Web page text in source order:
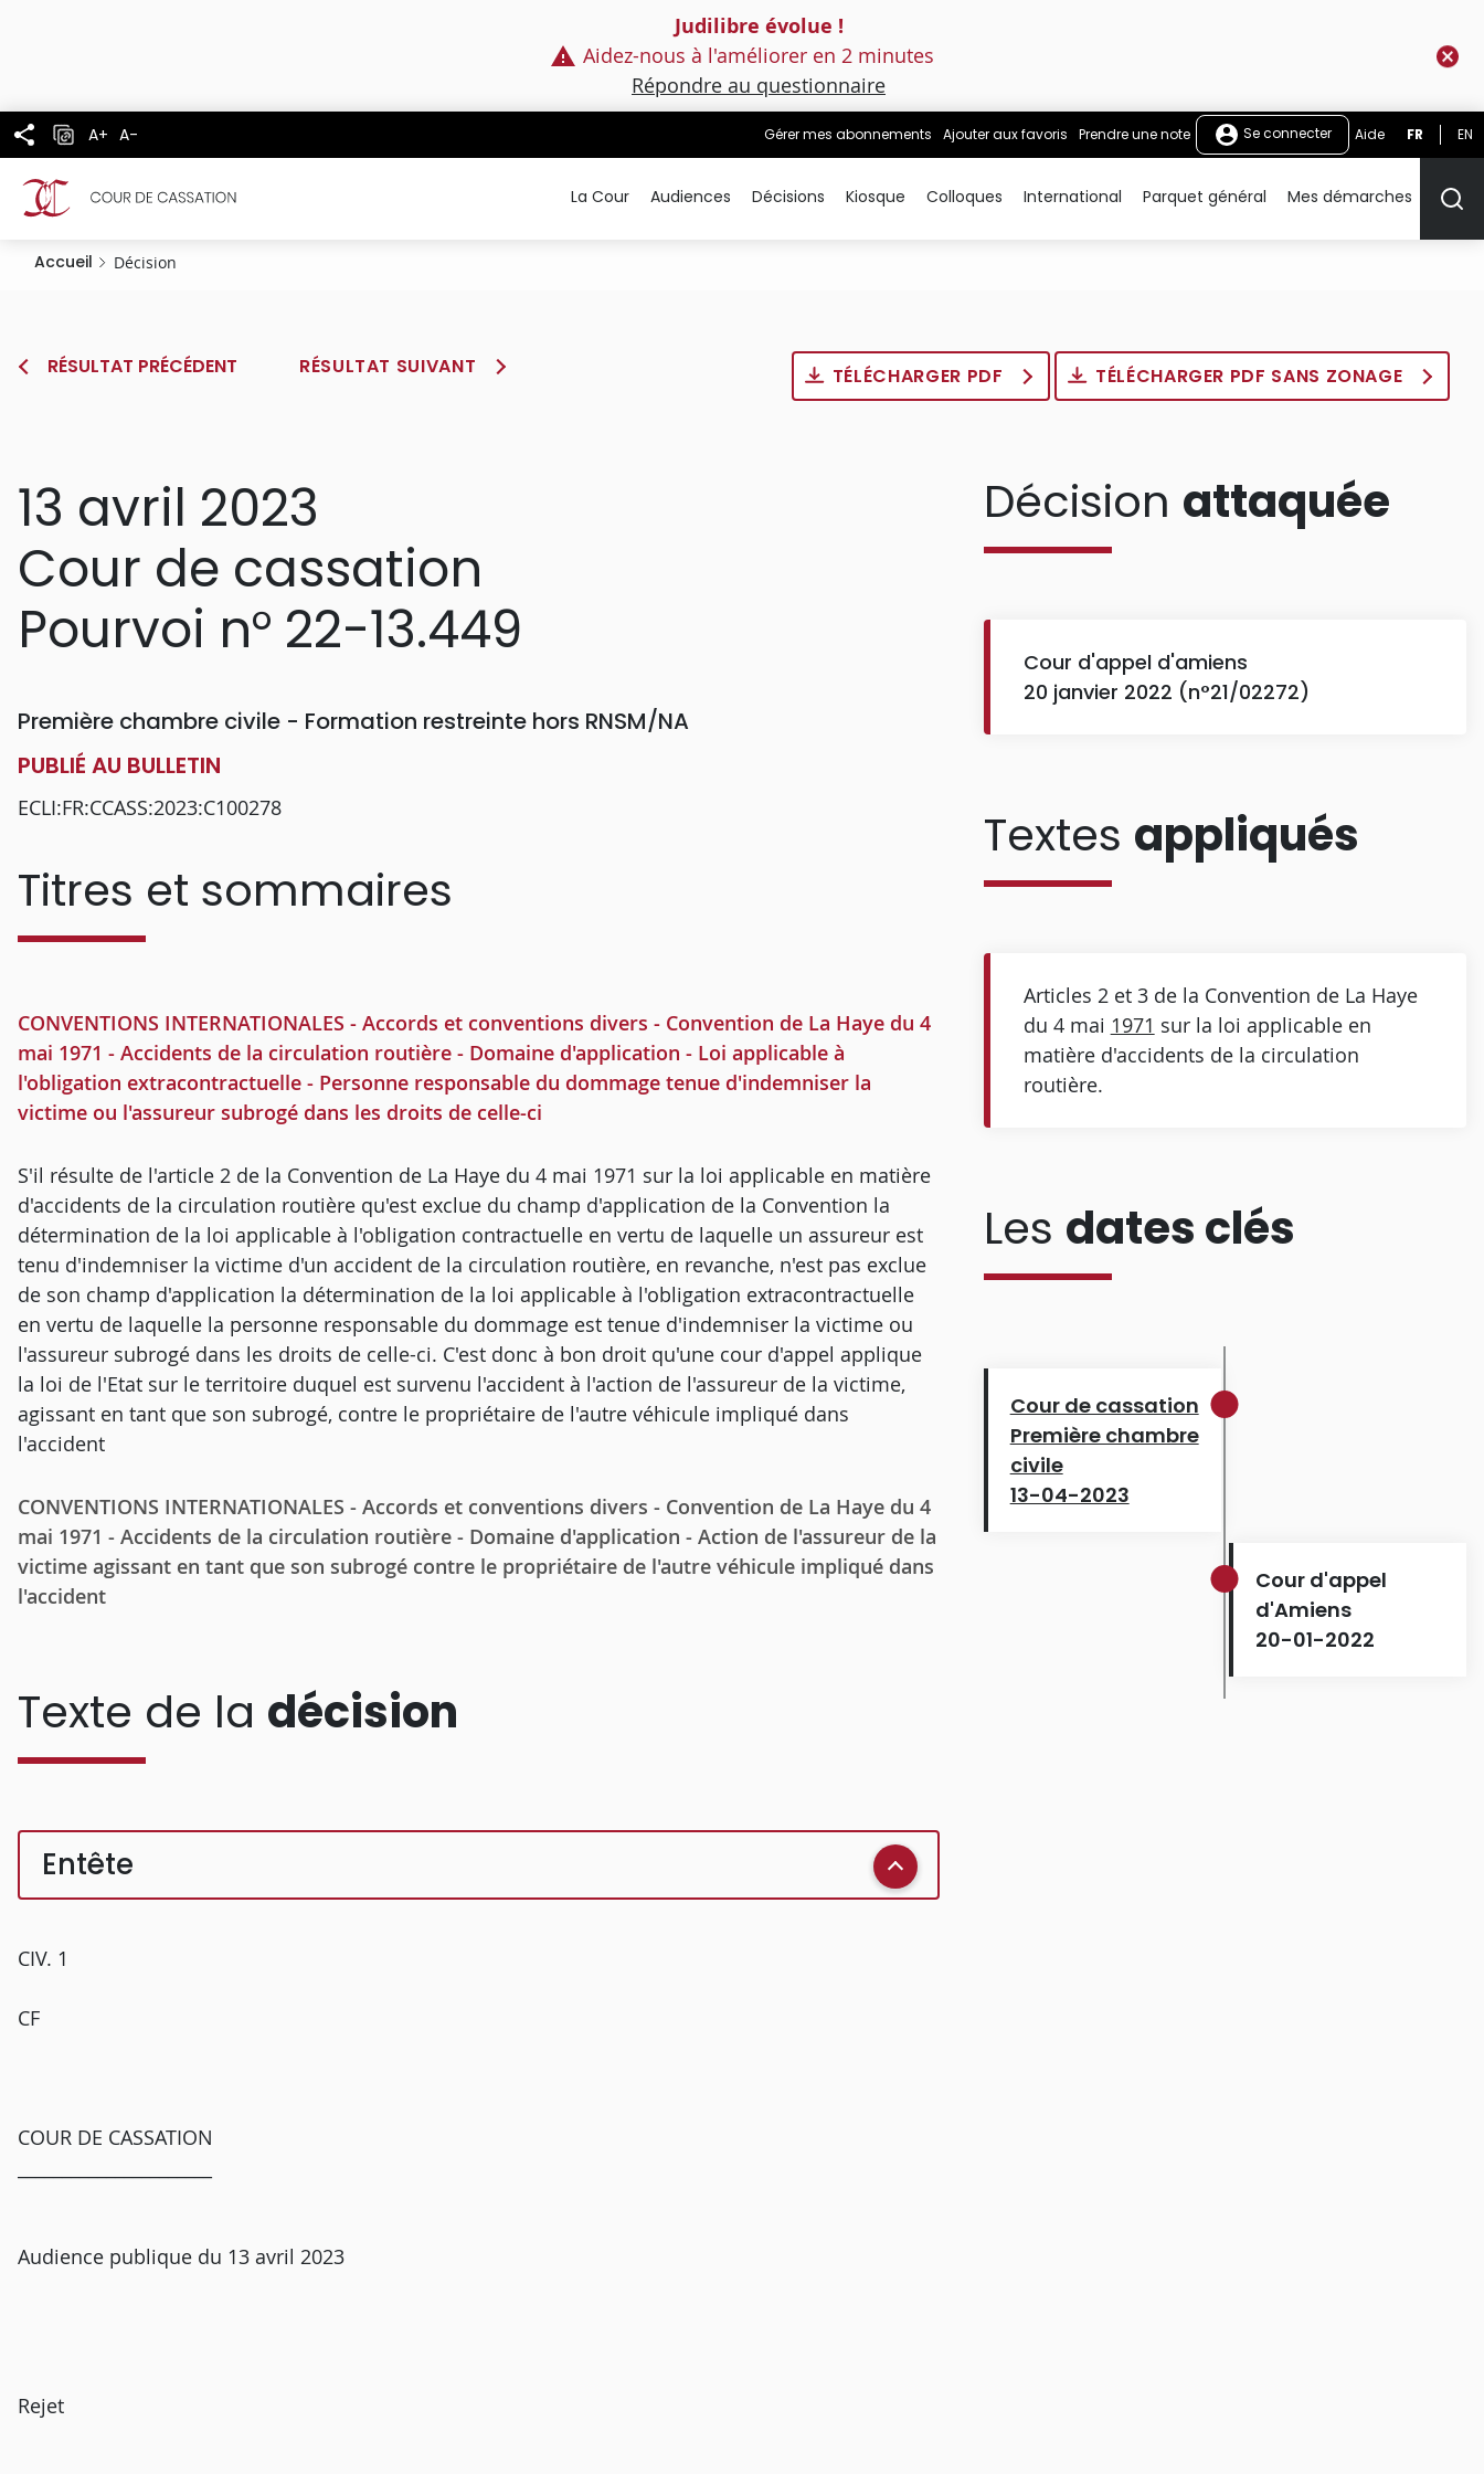
Judilibre évolue !
Aidez-nous à l'améliorer en 2 minutes
Répondre au questionnaire
A+ A- Gérer mes abonnements Ajouter aux favoris Prendre une note Se connecter Aide FR EN
La Cour Audiences Décisions Kiosque Colloques International Parquet général Mes démarches
Accueil Décision
TÉLÉCHARGER PDF TÉLÉCHARGER PDF SANS ZONAGE
RÉSULTAT PRÉCÉDENT RÉSULTAT SUIVANT
13 avril 2023
Cour de cassation
Pourvoi n° 22-13.449
Première chambre civile - Formation restreinte hors RNSM/NA
PUBLIÉ AU BULLETIN
ECLI:FR:CCASS:2023:C100278
Titres et sommaires
CONVENTIONS INTERNATIONALES - Accords et conventions divers - Convention de La Haye du 4
mai 1971 - Accidents de la circulation routière - Domaine d'application - Loi applicable à
l'obligation extracontractuelle - Personne responsable du dommage tenue d'indemniser la
victime ou l'assureur subrogé dans les droits de celle-ci
S'il résulte de l'article 2 de la Convention de La Haye du 4 mai 1971 sur la loi applicable en matière
d'accidents de la circulation routière qu'est exclue du champ d'application de la Convention la
détermination de la loi applicable à l'obligation contractuelle en vertu de laquelle un assureur est
tenu d'indemniser la victime d'un accident de la circulation routière, en revanche, n'est pas exclue
de son champ d'application la détermination de la loi applicable à l'obligation extracontractuelle
en vertu de laquelle la personne responsable du dommage est tenue d'indemniser la victime ou
l'assureur subrogé dans les droits de celle-ci. C'est donc à bon droit qu'une cour d'appel applique
la loi de l'Etat sur le territoire duquel est survenu l'accident à l'action de l'assureur de la victime,
agissant en tant que son subrogé, contre le propriétaire de l'autre véhicule impliqué dans
l'accident
CONVENTIONS INTERNATIONALES - Accords et conventions divers - Convention de La Haye du 4
mai 1971 - Accidents de la circulation routière - Domaine d'application - Action de l'assureur de la
victime agissant en tant que son subrogé contre le propriétaire de l'autre véhicule impliqué dans
l'accident
Texte de la décision
Entête
CIV. 1
CF
COUR DE CASSATION
Audience publique du 13 avril 2023
Rejet
Décision attaquée
Cour d'appel d'amiens
20 janvier 2022 (n°21/02272)
Textes appliqués
Articles 2 et 3 de la Convention de La Haye
du 4 mai 1971 sur la loi applicable en
matière d'accidents de la circulation
routière.
Les dates clés
Cour de cassation
Première chambre
civile
13-04-2023
Cour d'appel
d'Amiens
20-01-2022